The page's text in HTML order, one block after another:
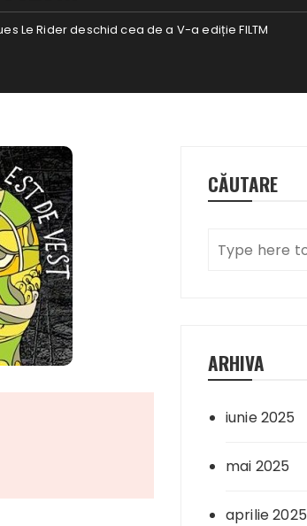
Le Rider deschid cea de a V-a ediție FILTM
CĂUTARE
ARHIVA
iunie 2025
mai 2025
aprilie 2025